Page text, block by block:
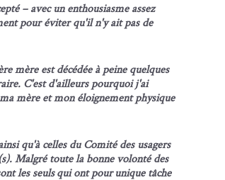
– avec un enthousiasme assez
pour éviter qu'il n'y ait pas de
mère est décédée à peine quelques
C'est d'ailleurs pourquoi j'ai
mère et mon éloignement physique
qu'à celles du Comité des usagers
Malgré toute la bonne volonté des
les seuls qui ont pour unique tâche